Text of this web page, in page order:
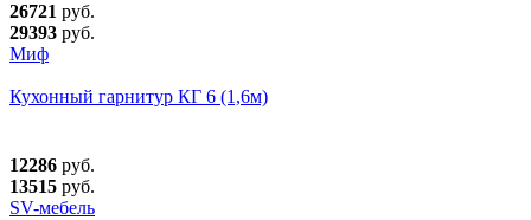
26721 руб.
29393 руб.
Миф
Кухонный гарнитур КГ 6 (1,6м)
12286 руб.
13515 руб.
SV-мебель